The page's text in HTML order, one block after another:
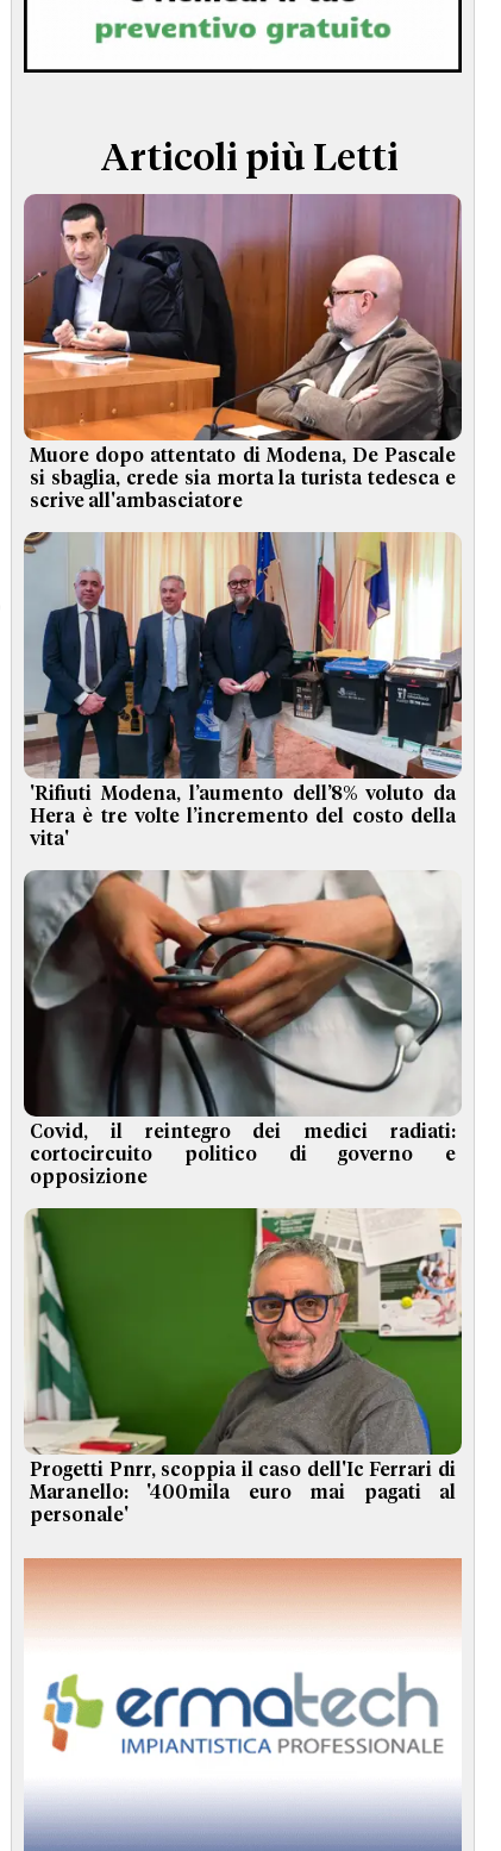
TERMINI e CONDIZIONI
Articoli più Letti
Muore dopo attentato di Modena, De Pascale
si sbaglia, crede sia morta la turista tedesca e
scrive all'ambasciatore
'Rifiuti Modena, l’aumento dell’8% voluto da
Hera è tre volte l’incremento del costo della
vita'
Covid, il reintegro dei medici radiati:
cortocircuito politico di governo e
opposizione
Progetti Pnrr, scoppia il caso dell'Ic Ferrari di
Maranello: '400mila euro mai pagati al
personale'